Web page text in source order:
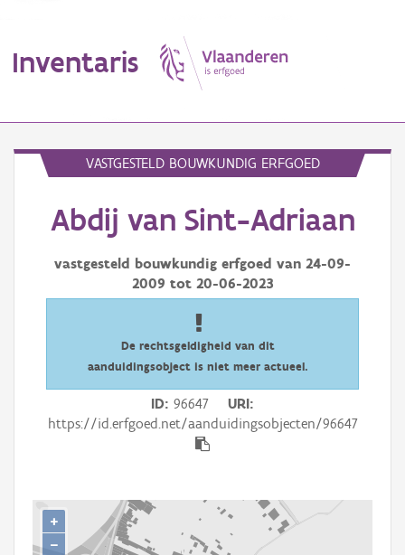
Inventaris
Erfgoedobject
Aanduidingsobject
Waarneming
Persoon of collectief
Aanmelden
VASTGESTELD BOUWKUNDIG ERFGOED
Abdij van Sint-Adriaan
vastgesteld bouwkundig erfgoed van 24-09-
2009 tot 20-06-2023
De rechtsgeldigheid van dit
aanduidingsobject is niet meer actueel.
ID 96647
URI
https://id.erfgoed.net/aanduidingsobjecten/96647
+
−